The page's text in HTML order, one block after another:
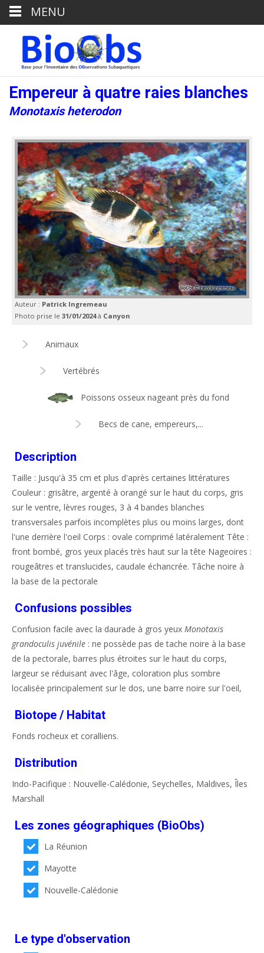
Empereur à quatre raies blanches
Monotaxis heterodon
Auteur : Patrick Ingremeau
Photo prise le 31/01/2024à Canyon
Animaux
Vertébrés
Poissons osseux nageant près du fond
Becs de cane, empereurs,...
Description
Taille : Jusqu'à 35 cm et plus d'après certaines littératures
Couleur : grisâtre, argenté à orangé sur le haut du corps, gris
sur le ventre, lèvres rouges, 3 à 4 bandes blanches
transversales parfois incomplètes plus ou moins larges, dont
l'une derrière l'oeil Corps : ovale comprimé latéralement Tête :
front bombé, gros yeux placés très haut sur la tête Nageoires :
rougeâtres et translucides, caudale échancrée. Tâche noire à
la base de la pectorale
Confusions possibles
Confusion facile avec la daurade à gros yeux Monotaxis
grandoculis juvénile : ne possède pas de tache noire à la base
de la pectorale, barres plus étroites sur le haut du corps,
largeur se réduisant avec l'âge, coloration plus sombre
localisée principalement sur le dos, une barre noire sur l'oeil,
Biotope / Habitat
Fonds rocheux et coralliens.
Distribution
Indo-Pacifique : Nouvelle-Calédonie, Seychelles, Maldives, Îles
Marshall
Les zones géographiques (BioObs)
La Réunion
Mayotte
Nouvelle-Calédonie
Le type d'observation
MENU